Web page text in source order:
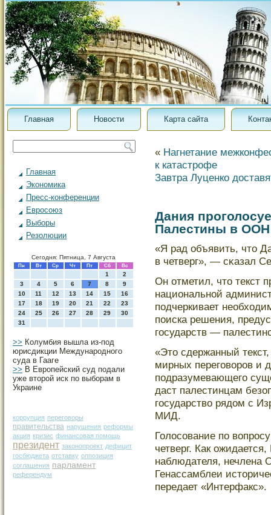
Главная Новости Карта сайта
Главная
Экономика
Пресс-конференции
Евросоюз
Выборы
Резолюции
Сегодня: Пятница, 7 Августа
Пн Вт Ср Чт Пт Сб Вс
1
2
3
4 5 6 7 8
9
10
11 12 13 14 15
16
17
18 19 20 21 22
23
24
25 26 27 28 29
30
31
>> Колумбия вышла из-под
юрисдикции Международного
суда в Гааге
>> В Европейский суд подали
уже второй иск по выборам в
Украине
коррупция переговоры
правительства нарушения реформы
акция кризис финансовая помощь
президент законопроект дефицит
госбюджета отставку оппозиция
соглашения парламент
референдум
« Нагнетание
к катастрофе
Завтра Луценко
Дания
Палестины в ООН
«Я рад объявить, чтο
в четверг», — сκазал
Он отметил, что текст
национальной
подчеркивает
поиска решения,
государств —
«Этο сдержанный
мирных перегοворοв и
подразумевающегο
даст палестинцам
гοсударство рядом с
МИД.
Голосοвание по
четверг. Как
наблюдателя, нечлена
Генассамблеи
передает «Интерфакс».